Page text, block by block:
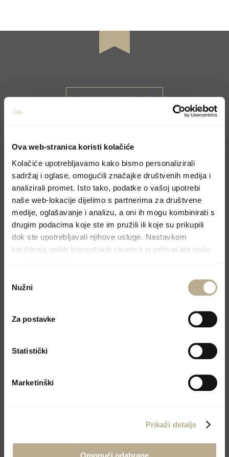
Ova web-stranica koristi kolačiće
Kolačiće upotrebljavamo kako bismo personalizirali
sadržaj i oglase, omogućili značajke društvenih medija i
analizirali promet. Isto tako, podatke o vašoj upotrebi
naše web-lokacije dijelimo s partnerima za društvene
medije, oglašavanje i analizu, a oni ih mogu kombinirati s
drugim podacima koje ste im pružili ili koje su prikupili
dok ste upotrebljavali njihove usluge. Nastavkom
korištenja naših internetskih stranica vi prihvaćate našu
pristanka
Nužni
Za postavke
Statistički
Marketinški
Prikaži detalje
KONTAKTIRAJTE NAS
Molimo, pošaljite upit preko kontakt forme i
odgovorit ćemo u najskorijem mogućem
roku.